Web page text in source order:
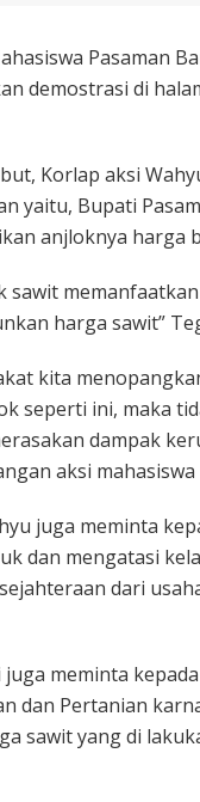
Pasaman
demostrasi di
Korlap aksi
yaitu, Bupati
anjloknya harga
sawit
harga sawit”
kita
seperti ini, maka
dampak
aksi mahasiswa
juga meminta
dan mengatasi
dari
meminta
dan Pertanian
sawit yang di